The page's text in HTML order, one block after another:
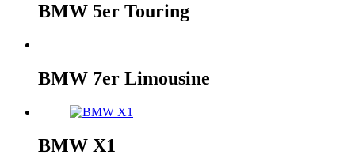
BMW 5er Touring
BMW 7er Limousine
BMW X1